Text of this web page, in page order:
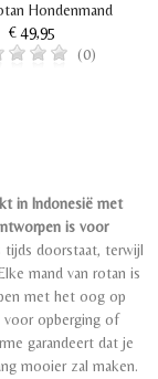
Hondenmand
€ 49,95
(0)
in Indonesië met
is voor
tijds doorstaat, terwijl
mand van rotan is
met het oog op
opberging of
garandeert dat je
mooier zal maken.